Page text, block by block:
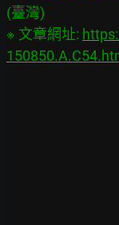
(臺灣)
※ 文章網址: